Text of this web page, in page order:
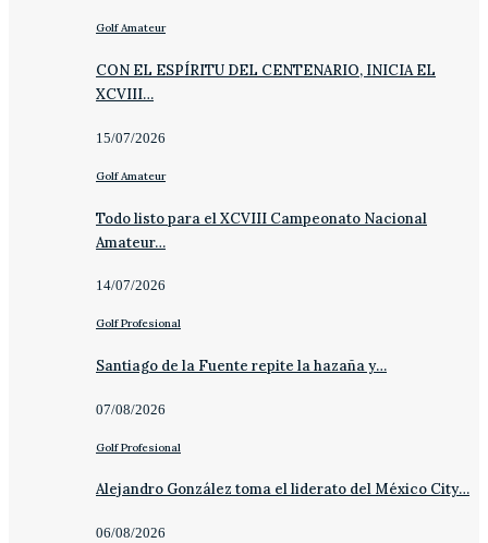
Golf Amateur
CON EL ESPÍRITU DEL CENTENARIO, INICIA EL
XCVIII…
15/07/2026
Golf Amateur
Todo listo para el XCVIII Campeonato Nacional
Amateur…
14/07/2026
Golf Profesional
Santiago de la Fuente repite la hazaña y…
07/08/2026
Golf Profesional
Alejandro González toma el liderato del México City…
06/08/2026